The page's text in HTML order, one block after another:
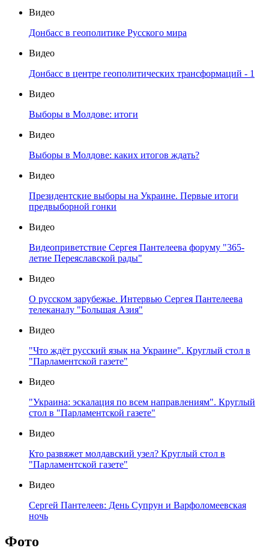
Видео
Донбасс в геополитике Русского мира
Видео
Донбасс в центре геополитических трансформаций - 1
Видео
Выборы в Молдове: итоги
Видео
Выборы в Молдове: каких итогов ждать?
Видео
Президентские выборы на Украине. Первые итоги
предвыборной гонки
Видео
Видеоприветствие Сергея Пантелеева форуму "365-
летие Переяславской рады"
Видео
О русском зарубежье. Интервью Сергея Пантелеева
телеканалу "Большая Азия"
Видео
"Что ждёт русский язык на Украине". Круглый стол в
"Парламентской газете"
Видео
"Украина: эскалация по всем направлениям". Круглый
стол в "Парламентской газете"
Видео
Кто развяжет молдавский узел? Круглый стол в
"Парламентской газете"
Видео
Сергей Пантелеев: День Супрун и Варфоломеевская
ночь
Фото